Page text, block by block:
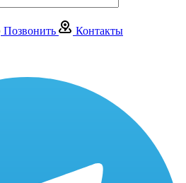
Позвонить Контакты